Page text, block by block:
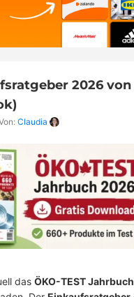
2026 von
Claudia
das ÖKO-TEST